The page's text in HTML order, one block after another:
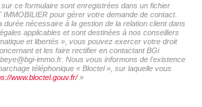
ce formulaire sont enregistrées dans un fichier
IMMOBILIER pour gérer votre demande de contact.
nécessaire à la gestion de la relation client dans
applicables et sont destinées à nos conseillers
et libertés », vous pouvez exercer votre droit
et les faire rectifier en contactant BGi
immo.fr. Nous vous informons de l'existence
téléphonique « Bloctel », sur laquelle vous
www.bloctel.gouv.fr/»